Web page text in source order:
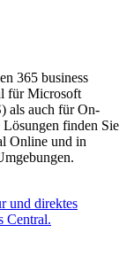
365 business
für Microsoft
als auch für On-
finden Sie
Online und in
und direktes
Central.